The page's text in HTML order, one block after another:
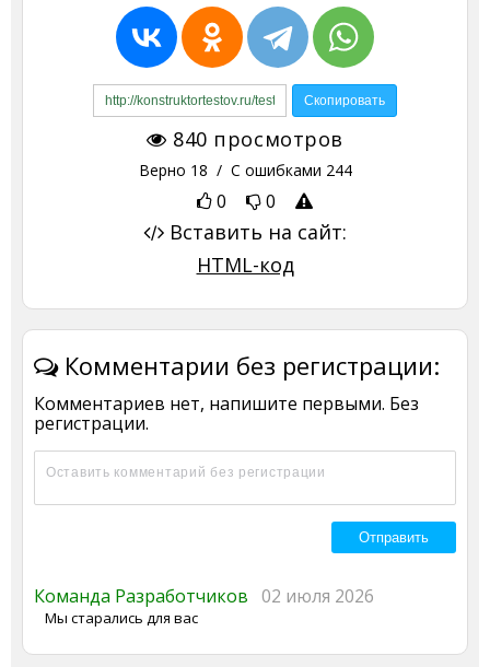
840 просмотров
Верно 18 / С ошибками 244
0 0
Вставить на сайт:
HTML-код
Комментарии без регистрации:
Комментариев нет, напишите первыми. Без
регистрации.
Команда Разработчиков 02 июля 2026
Мы старались для вас